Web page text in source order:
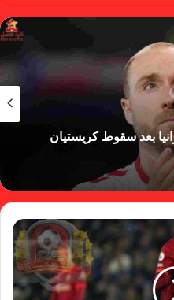
بعد سقوط كريستيان